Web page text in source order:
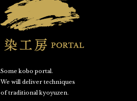
Some kobo portal.
We will deliver techniques
of traditional kyoyuzen.